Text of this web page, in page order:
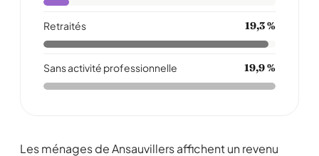
Retraités 19,3 %
Sans activité professionnelle 19,9 %
Les ménages de Ansauvillers affichent un revenu